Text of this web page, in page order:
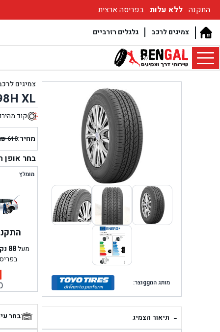
התקנה ללא עלות בפריסה ארצית
גלגלים רזרביים צמיגים לרכב
מותג המggוצר:
- תיאור הצמיג
צמיגים
XL
קוד
מחיר: ₪610
היה:
הוא:
בחר אופן
מומלץ
מעל88
בחר